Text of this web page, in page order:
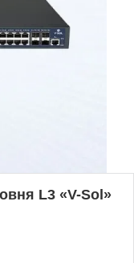
L3 «V-Sol»